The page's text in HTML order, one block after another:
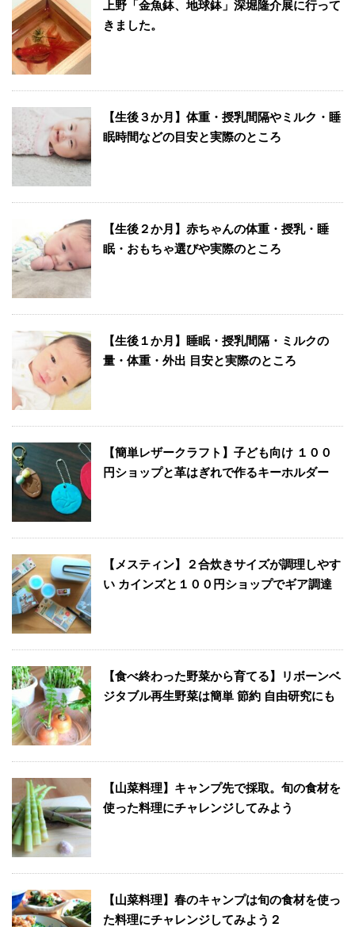
上野「金魚鉢、地球鉢」深堀隆介展に行って
きました。
【生後３か月】体重・授乳間隔やミルク・睡
眠時間などの目安と実際のところ
【生後２か月】赤ちゃんの体重・授乳・睡
眠・おもちゃ選びや実際のところ
【生後１か月】睡眠・授乳間隔・ミルクの
量・体重・外出 目安と実際のところ
【簡単レザークラフト】子ども向け １００
円ショップと革はぎれで作るキーホルダー
【メスティン】２合炊きサイズが調理しやす
い カインズと１００円ショップでギア調達
【食べ終わった野菜から育てる】リボーンベ
ジタブル再生野菜は簡単 節約 自由研究にも
【山菜料理】キャンプ先で採取。旬の食材を
使った料理にチャレンジしてみよう
【山菜料理】春のキャンプは旬の食材を使っ
た料理にチャレンジしてみよう２